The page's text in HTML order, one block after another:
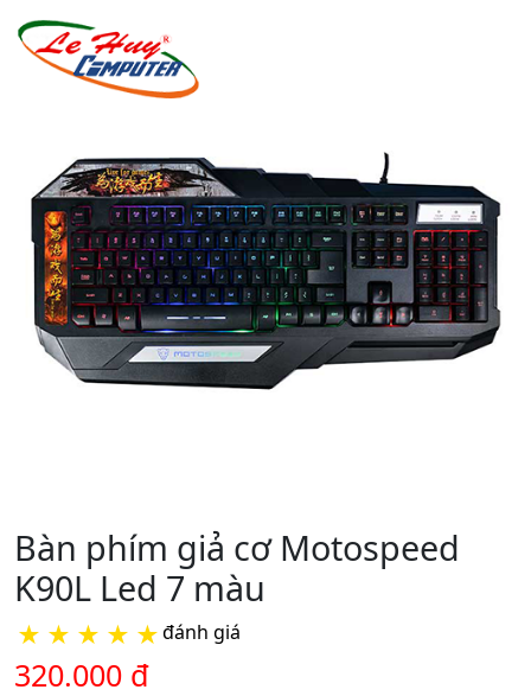
Bàn phím giả cơ Motospeed
K90L Led 7 màu
★ ★ ★ ★ ★đánh giá
320.000 đ